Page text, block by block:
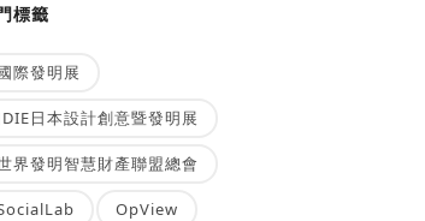
標籤
際發明展
日本設計創意暨發明展
界發明智慧財產聯盟總會
OpView